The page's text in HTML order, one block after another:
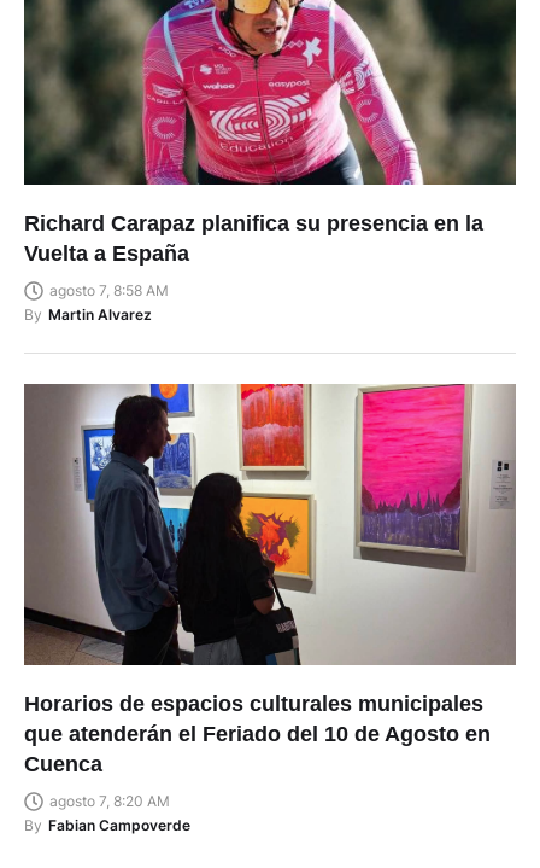
Richard Carapaz planifica su presencia en la
Vuelta a España
agosto 7, 8:58 AM
By Martin Alvarez
Horarios de espacios culturales municipales
que atenderán el Feriado del 10 de Agosto en
Cuenca
agosto 7, 8:20 AM
By Fabian Campoverde